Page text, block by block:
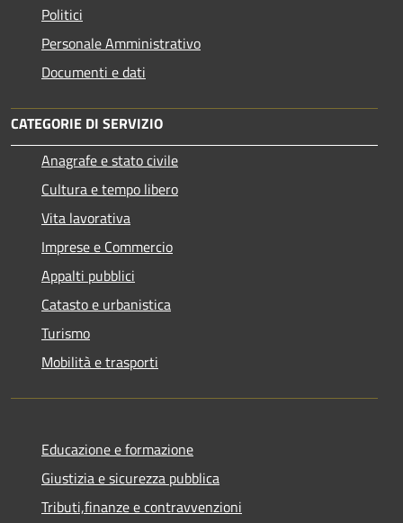
Politici
Personale Amministrativo
Documenti e dati
CATEGORIE DI SERVIZIO
Anagrafe e stato civile
Cultura e tempo libero
Vita lavorativa
Imprese e Commercio
Appalti pubblici
Catasto e urbanistica
Turismo
Mobilità e trasporti
Educazione e formazione
Giustizia e sicurezza pubblica
Tributi,finanze e contravvenzioni